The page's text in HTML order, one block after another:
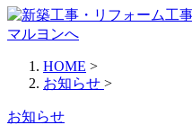
HOME >
お知らせ >
お知らせ